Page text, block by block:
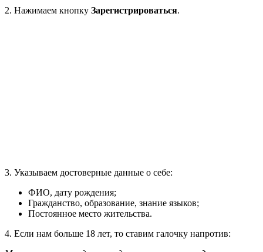
2. Нажимаем кнопку Зарегистрироваться.
3. Указываем достоверные данные о себе:
ФИО, дату рождения;
Гражданство, образование, знание языков;
Постоянное место жительства.
4. Если нам больше 18 лет, то ставим галочку напротив: